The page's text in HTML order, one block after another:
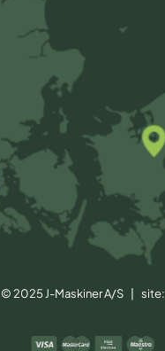
© 2025 J-Maskiner A/S | site: